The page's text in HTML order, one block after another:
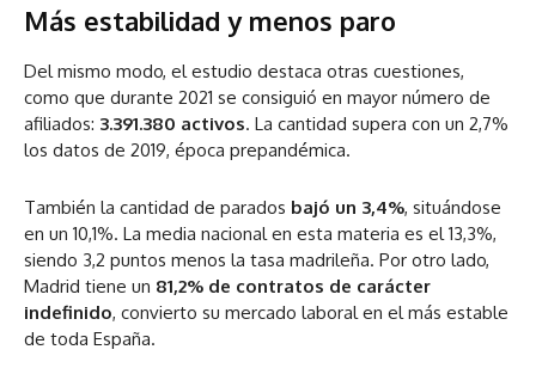
Más estabilidad y menos paro
Del mismo modo, el estudio destaca otras cuestiones,
como que durante 2021 se consiguió en mayor número de
afiliados: 3.391.380 activos. La cantidad supera con un 2,7%
los datos de 2019, época prepandémica.
También la cantidad de parados bajó un 3,4%, situándose
en un 10,1%. La media nacional en esta materia es el 13,3%,
siendo 3,2 puntos menos la tasa madrileña. Por otro lado,
Madrid tiene un 81,2% de contratos de carácter
indefinido, convierto su mercado laboral en el más estable
de toda España.